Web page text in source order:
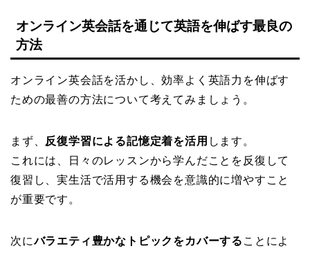
オンライン英会話を通じて英語を伸ばす最良の
方法
オンライン英会話を活かし、効率よく英語力を伸ばす
ための最善の方法について考えてみましょう。
まず、 反復学習による記憶定着を活用 します。
これには、日々のレッスンから学んだことを反復して
復習し、実生活で活用する機会を意識的に増やすこと
が重要です。
次にバラエティ豊かなトピックをカバーする ことによ